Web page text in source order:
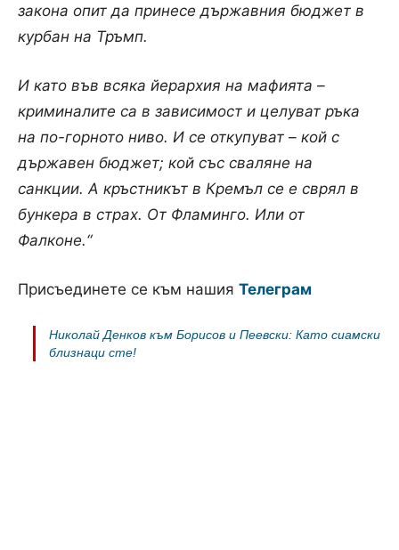
закона опит да принесе държавния бюджет в
курбан на Тръмп.
И като във всяка йерархия на мафията –
криминалите са в зависимост и целуват ръка
на по-горното ниво. И се откупуват – кой с
държавен бюджет; кой със сваляне на
санкции. А кръстникът в Кремъл се е сврял в
бункера в страх. От Фламинго. Или от
Фалконе.“
Присъединете се към нашия Телеграм
Николай Денков към Борисов и Пеевски: Като сиамски
близнаци сте!